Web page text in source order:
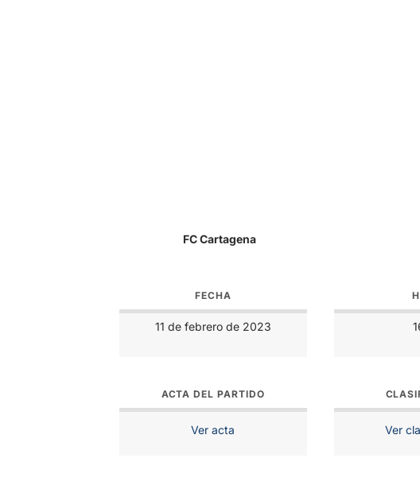
FC Cartagena
FECHA
11 de febrero de 2023
ACTA DEL PARTIDO
Ver acta Ver